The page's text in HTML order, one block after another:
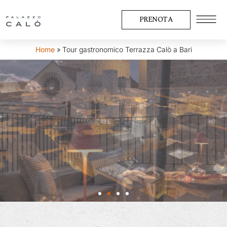
PRENOTA
Home» Tour gastronomico Terrazza Calò a Bari